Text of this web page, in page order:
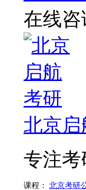
在线咨
北京
专注考
课程： 北京考研